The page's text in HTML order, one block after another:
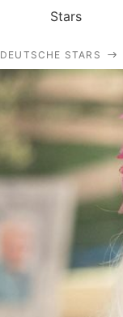
Stars
DEUTSCHE STARS